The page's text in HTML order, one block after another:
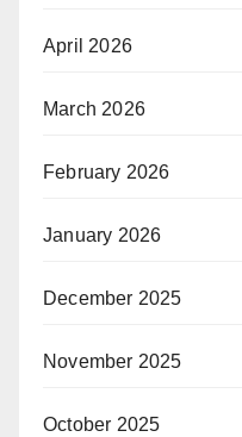
April 2026
March 2026
February 2026
January 2026
December 2025
November 2025
October 2025